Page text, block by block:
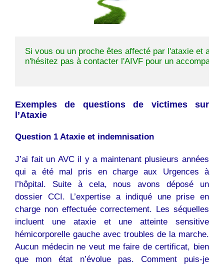
Si vous ou un proche êtes affecté par l'ataxie et
n'hésitez pas à contacter l'AIVF pour un
Exemples de questions de victimes sur
l’Ataxie
Question 1 Ataxie et indemnisation
J’ai fait un AVC il y a maintenant plusieurs années
qui a été mal pris en charge aux Urgences à
l’hôpital. Suite à cela, nous avons déposé un
dossier CCI. L’expertise a indiqué une prise en
charge non effectuée correctement. Les séquelles
incluent une ataxie et une atteinte sensitive
hémicorporelle gauche avec troubles de la marche.
Aucun médecin ne veut me faire de certificat, bien
que mon état n’évolue pas. Comment puis-je